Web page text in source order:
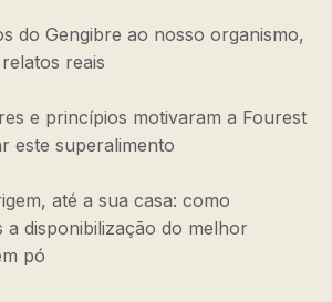
do Gengibre ao nosso organismo,
reais
e princípios motivaram a Fourest
este superalimento
até a sua casa: como
a disponibilização do melhor
pó